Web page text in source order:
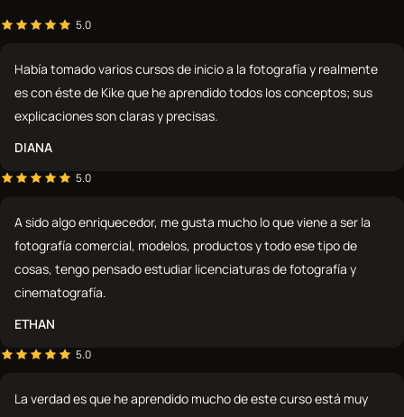
5.0
Había tomado varios cursos de inicio a la fotografía y realmente
es con éste de Kike que he aprendido todos los conceptos; sus
explicaciones son claras y precisas.
DIANA
5.0
A sido algo enriquecedor, me gusta mucho lo que viene a ser la
fotografía comercial, modelos, productos y todo ese tipo de
cosas, tengo pensado estudiar licenciaturas de fotografía y
cinematografía.
ETHAN
5.0
La verdad es que he aprendido mucho de este curso está muy